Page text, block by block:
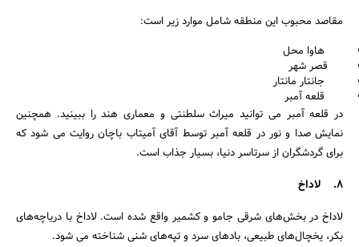
مقاصد محبوب این منطقه شامل موارد زیر است:
هاوا محل
قصر شهر
جانتار مانتار
قلعه آمبر
در قلعه آمبر می توانید میراث سلطنتی و معماری هند را ببینید. همچنین
نمایش صدا و نور در قلعه آمبر توسط آقای آمیتاب باچان روایت می شود که
برای گردشگران از سرتاسر دنیا، بسیار جذاب است.
8. لاداخ
لاداخ در بخش‌های شرقی جامو و کشمیر واقع شده است. لاداخ با دریاچه‌های
بکر، یخچال‌های طبیعی، بادهای سرد و تپه‌های شنی شناخته می شود.